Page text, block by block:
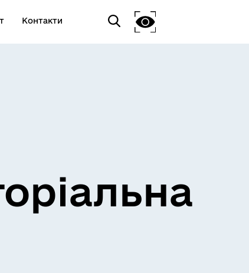
Контакти